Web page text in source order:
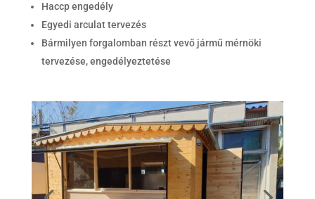
Haccp engedély
Egyedi arculat tervezés
Bármilyen forgalomban részt vevő jármű mérnöki
tervezése, engedélyeztetése